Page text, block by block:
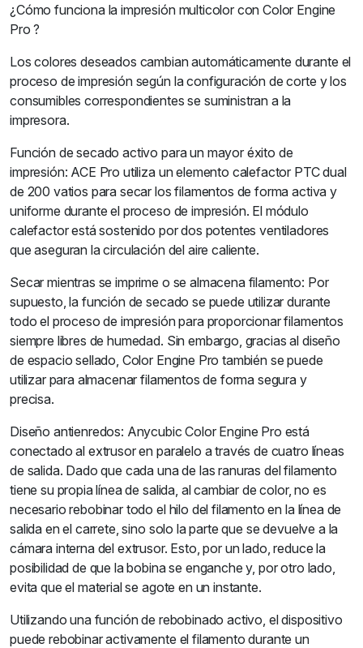
¿Cómo funciona la impresión multicolor con Color Engine
Pro ?
Los colores deseados cambian automáticamente durante el
proceso de impresión según la configuración de corte y los
consumibles correspondientes se suministran a la
impresora.
Función de secado activo para un mayor éxito de
impresión: ACE Pro utiliza un elemento calefactor PTC dual
de 200 vatios para secar los filamentos de forma activa y
uniforme durante el proceso de impresión. El módulo
calefactor está sostenido por dos potentes ventiladores
que aseguran la circulación del aire caliente.
Secar mientras se imprime o se almacena filamento: Por
supuesto, la función de secado se puede utilizar durante
todo el proceso de impresión para proporcionar filamentos
siempre libres de humedad. Sin embargo, gracias al diseño
de espacio sellado, Color Engine Pro también se puede
utilizar para almacenar filamentos de forma segura y
precisa.
Diseño antienredos: Anycubic Color Engine Pro está
conectado al extrusor en paralelo a través de cuatro líneas
de salida. Dado que cada una de las ranuras del filamento
tiene su propia línea de salida, al cambiar de color, no es
necesario rebobinar todo el hilo del filamento en la línea de
salida en el carrete, sino solo la parte que se devuelve a la
cámara interna del extrusor. Esto, por un lado, reduce la
posibilidad de que la bobina se enganche y, por otro lado,
evita que el material se agote en un instante.
Utilizando una función de rebobinado activo, el dispositivo
puede rebobinar activamente el filamento durante un